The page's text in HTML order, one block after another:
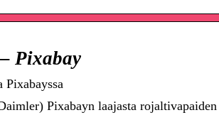
Pixabay
Pixabayn laajasta rojaltivapaiden